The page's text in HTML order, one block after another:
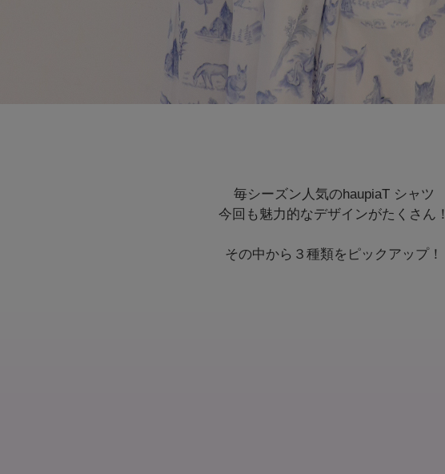
毎シーズン人気のhaupiaT シャツ
今回も魅力的なデザインがたくさん！
その中から３種類をピックアップ！